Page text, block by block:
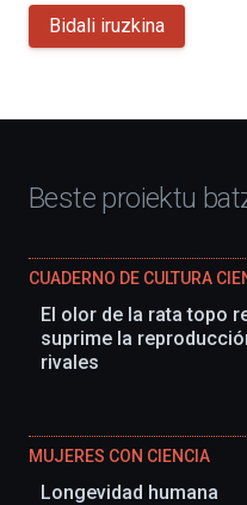
Bidali iruzkina
Beste proiektu
CUADERNO DE CULTURA
El olor de la rata topo
suprime la
rivales
MUJERES CON CIENCIA
Longevidad humana